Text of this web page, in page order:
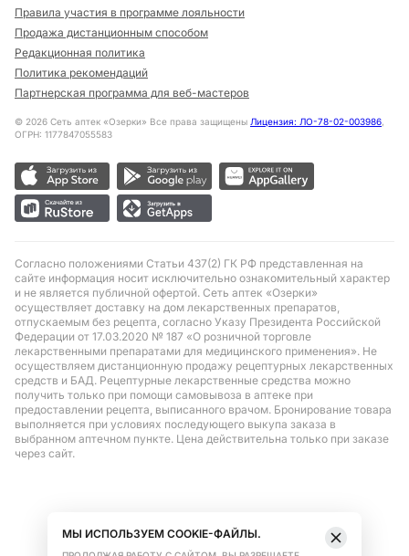
Правила участия в программе лояльности
Продажа дистанционным способом
Редакционная политика
Политика рекомендаций
Партнерская программа для веб-мастеров
© 2026 Сеть аптек «Озерки» Все права защищены Лицензия: ЛО-78-02-003986,
ОГРН: 1177847055583
Согласно положениями Статьи 437(2) ГК РФ представленная на
сайте информация носит исключительно ознакомительный характер
и не является публичной офертой. Сеть аптек «Озерки»
осуществляет доставку на дом лекарственных препаратов,
отпускаемым без рецепта, согласно Указу Президента Российской
Федерации от 17.03.2020 № 187 «О розничной торговле
лекарственными препаратами для медицинского применения». Не
осуществляем дистанционную продажу рецептурных лекарственных
средств и БАД. Рецептурные лекарственные средства можно
получить только при помощи самовывоза в аптеке при
предоставлении рецепта, выписанного врачом. Бронирование товара
выполняется при условиях последующего выкупа заказа в
выбранном аптечном пункте. Цена действительна только при заказе
через сайт.
МЫ ИСПОЛЬЗУЕМ COOKIE-ФАЙЛЫ.